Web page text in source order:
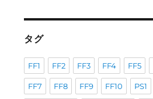
タグ
FF1 FF2 FF3 FF4 FF5
FF7 FF8 FF9 FF10 PS1